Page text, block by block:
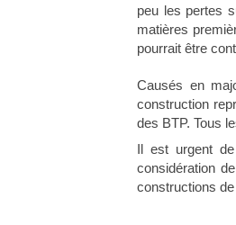
peu les pertes
matières
pourrait être
Causés en
construction
des BTP. Tous
Il est urgent
considération
constructions